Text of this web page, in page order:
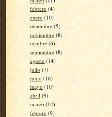
febrero (4)
enero (10)
diciembre (5)
noviembre (8)
octubre (6)
septiembre (8)
agosto (14)
julio (7)
junio (16)
mayo (10)
abril (9)
marzo (14)
febrero (9)